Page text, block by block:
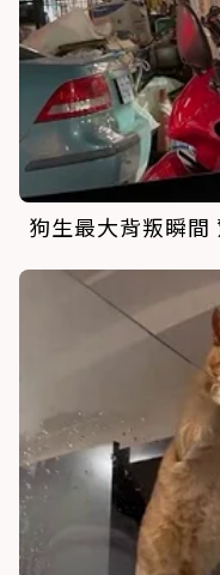
狗生最大背叛瞬間